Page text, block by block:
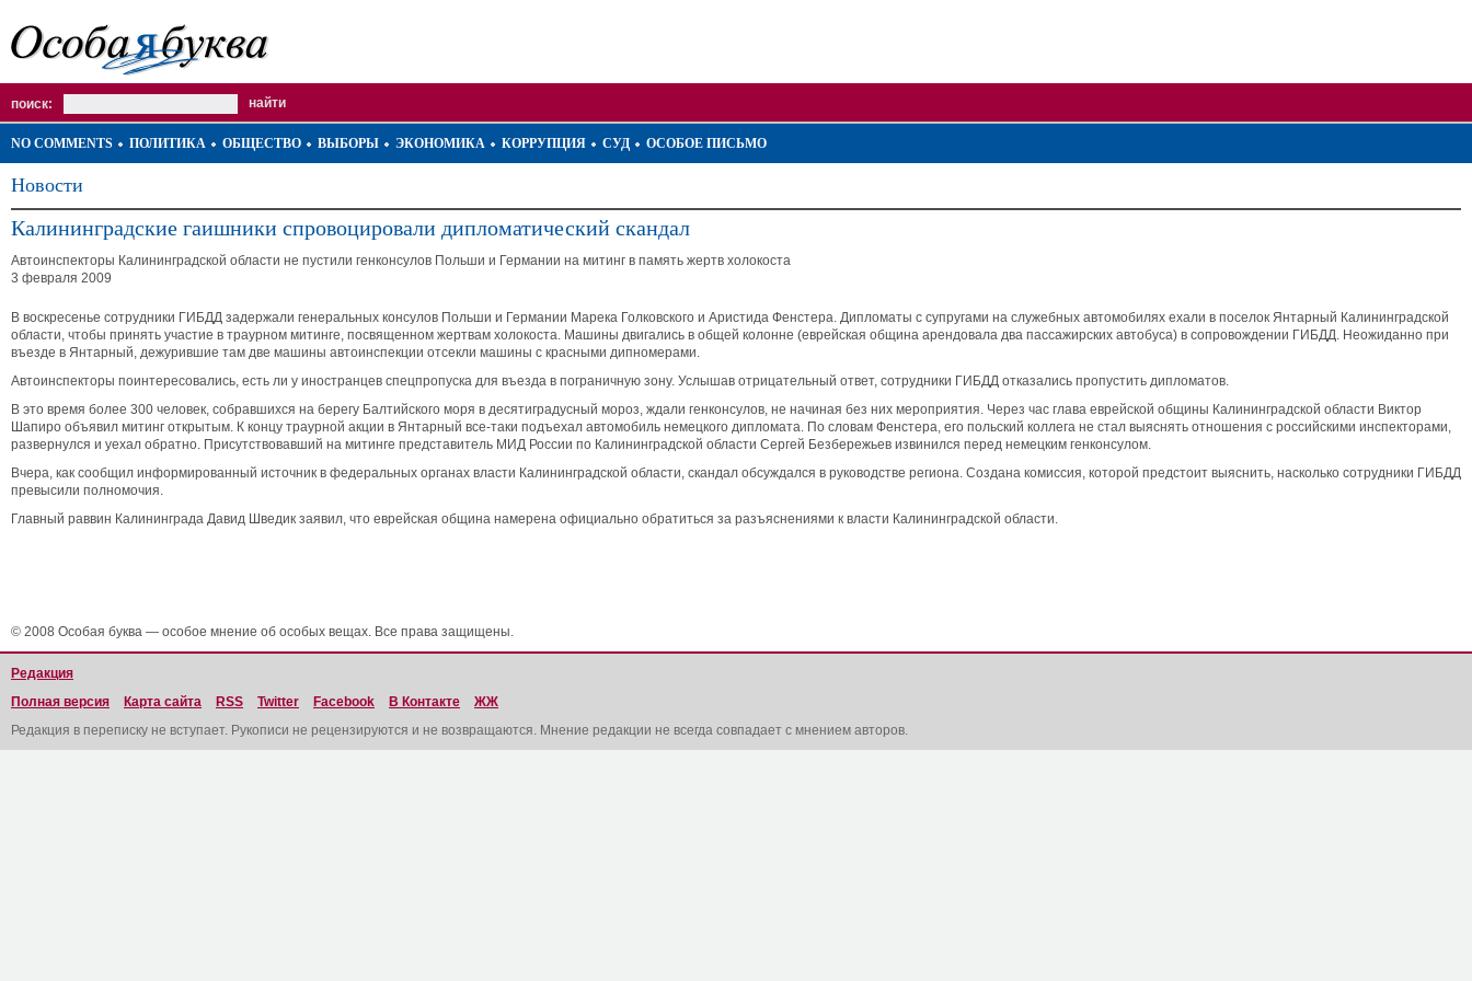
поиск:
NO COMMENTS ПОЛИТИКА ОБЩЕСТВО ВЫБОРЫ ЭКОНОМИКА КОРРУПЦИЯ СУД ОСОБОЕ ПИСЬМО
Новости
Калининградские гаишники спровоцировали дипломатический скандал
Автоинспекторы Калининградской области не пустили генконсулов Польши и Германии на митинг в память жертв холокоста
3 февраля 2009
В воскресенье сотрудники ГИБДД задержали генеральных консулов Польши и Германии Марека Голковского и Аристида Фенстера. Дипломаты с супругами на служебных автомобилях ехали в поселок Янтарный Калининградской
области, чтобы принять участие в траурном митинге, посвященном жертвам холокоста. Машины двигались в общей колонне (еврейская община арендовала два пассажирских автобуса) в сопровождении ГИБДД. Неожиданно при
въезде в Янтарный, дежурившие там две машины автоинспекции отсекли машины с красными дипномерами.
Автоинспекторы поинтересовались, есть ли у иностранцев спецпропуска для въезда в пограничную зону. Услышав отрицательный ответ, сотрудники ГИБДД отказались пропустить дипломатов.
В это время более 300 человек, собравшихся на берегу Балтийского моря в десятиградусный мороз, ждали генконсулов, не начиная без них мероприятия. Через час глава еврейской общины Калининградской области Виктор
Шапиро объявил митинг открытым. К концу траурной акции в Янтарный все-таки подъехал автомобиль немецкого дипломата. По словам Фенстера, его польский коллега не стал выяснять отношения с российскими инспекторами,
развернулся и уехал обратно. Присутствовавший на митинге представитель МИД России по Калининградской области Сергей Безбережьев извинился перед немецким генконсулом.
Вчера, как сообщил информированный источник в федеральных органах власти Калининградской области, скандал обсуждался в руководстве региона. Создана комиссия, которой предстоит выяснить, насколько сотрудники ГИБДД
превысили полномочия.
Главный раввин Калининграда Давид Шведик заявил, что еврейская община намерена официально обратиться за разъяснениями к власти Калининградской области.
© 2008 Особая буква — особое мнение об особых вещах. Все права защищены.
Редакция
Полная версия
Карта сайта RSS Twitter Facebook В Контакте
ЖЖ
Редакция в переписку не вступает. Рукописи не рецензируются и не возвращаются. Мнение редакции не всегда совпадает с мнением авторов.